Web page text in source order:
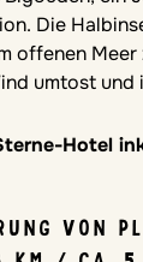
Die
offenen
umtost und
Hotel
VON